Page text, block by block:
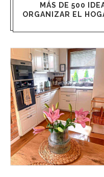
MÁS DE 500
ORGANIZAR EL